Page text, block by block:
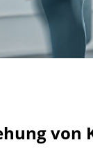
von